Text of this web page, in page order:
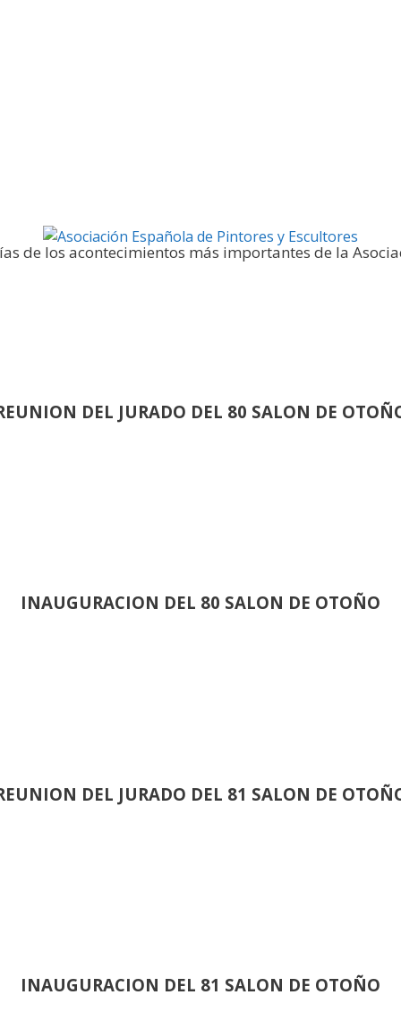
de los acontecimientos más importantes de la
DEL JURADO DEL 80 SALON DE
INAUGURACION DEL 80 SALON DE OTOÑO
DEL JURADO DEL 81 SALON DE
INAUGURACION DEL 81 SALON DE OTOÑO